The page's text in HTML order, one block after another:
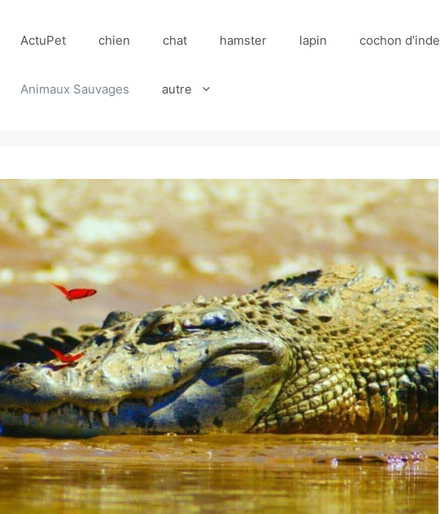
ActuPet chien chat hamster lapin cochon d’inde
Animaux Sauvages autre